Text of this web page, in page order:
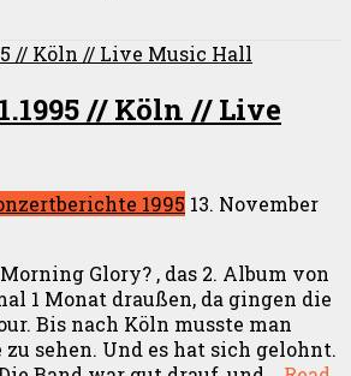
// Köln // Live
1995 13. November
Glory? , das 2. Album von
1 Monat draußen, da gingen die
Bis nach Köln musste man
sehen. Und es hat sich gelohnt.